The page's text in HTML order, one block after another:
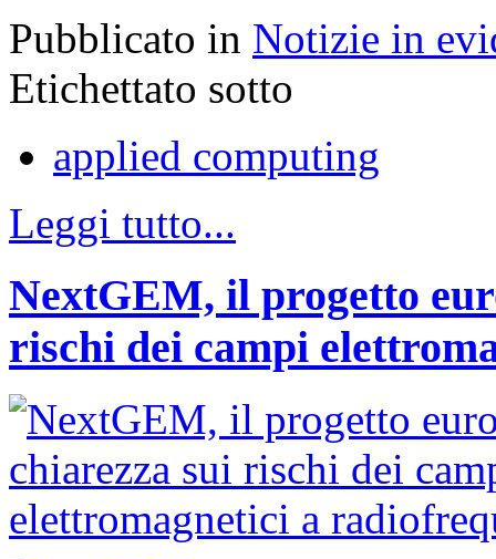
Pubblicato in Notizie in
Etichettato sotto
applied computing
Leggi tutto...
NextGEM, il progetto
rischi dei campi